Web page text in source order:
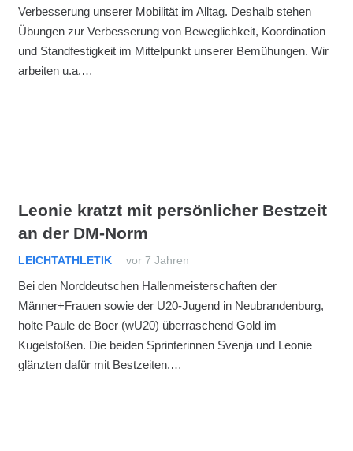
Verbesserung unserer Mobilität im Alltag. Deshalb stehen
Übungen zur Verbesserung von Beweglichkeit, Koordination
und Standfestigkeit im Mittelpunkt unserer Bemühungen. Wir
arbeiten u.a.…
Leonie kratzt mit persönlicher Bestzeit
an der DM-Norm
LEICHTATHLETIK vor 7 Jahren
Bei den Norddeutschen Hallenmeisterschaften der
Männer+Frauen sowie der U20-Jugend in Neubrandenburg,
holte Paule de Boer (wU20) überraschend Gold im
Kugelstoßen. Die beiden Sprinterinnen Svenja und Leonie
glänzten dafür mit Bestzeiten.…